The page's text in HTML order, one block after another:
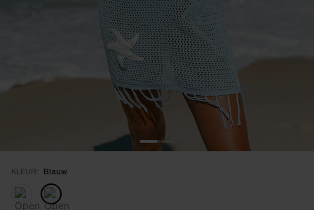
KLEUR: Blauw